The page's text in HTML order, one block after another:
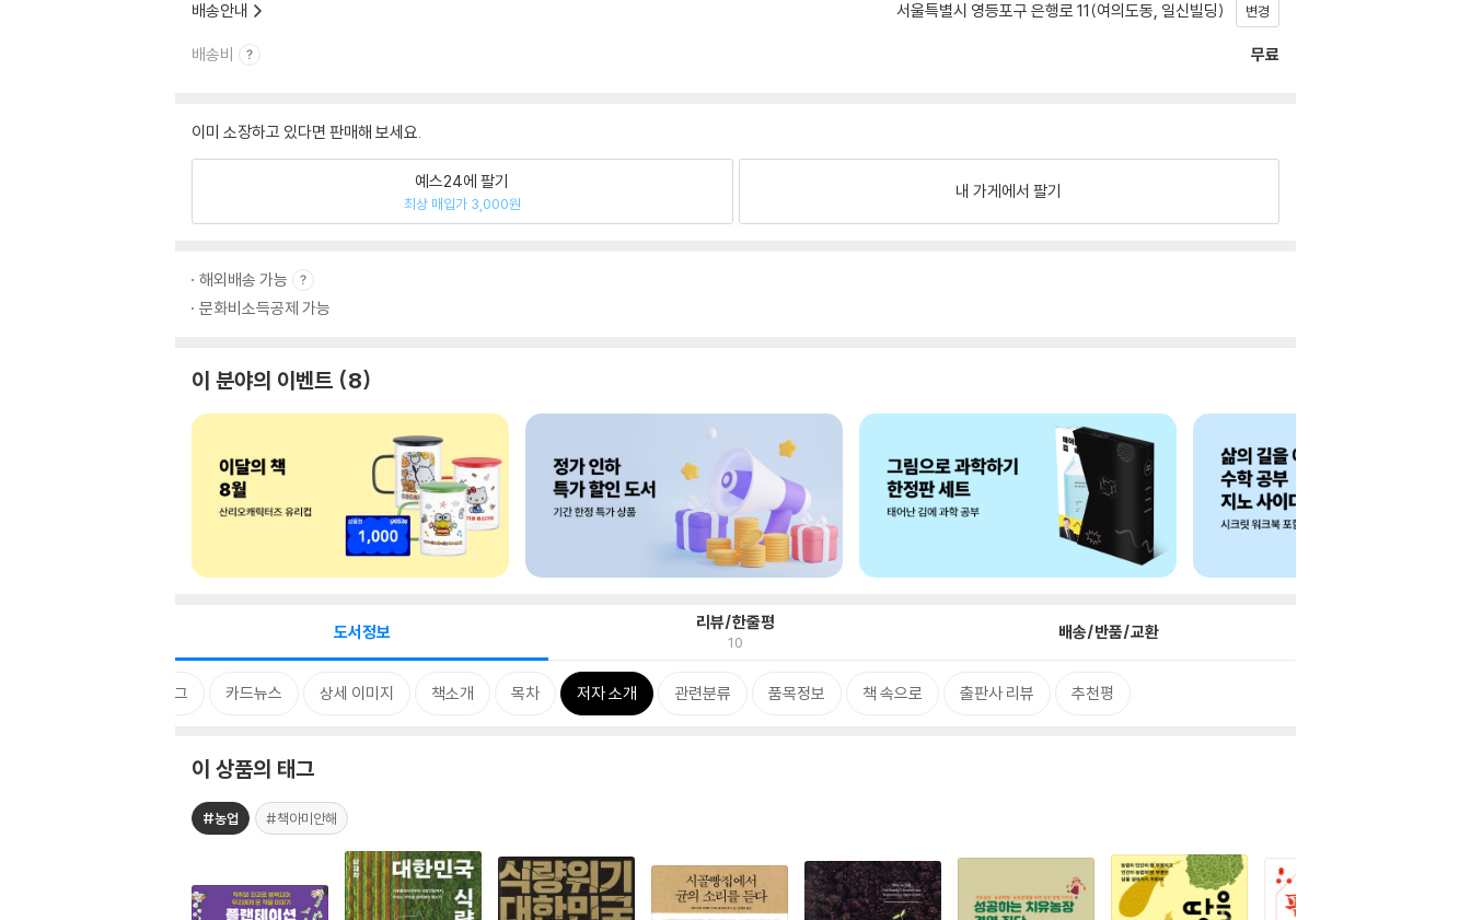
배송안내 서울특별시 영등포구 은행로 11(여의도동, 일신빌딩) 변경
배송비 무료
이미 소장하고 있다면 판매해 보세요.
예스24에 팔기
최상 매입가 3,000원
내 가게에서 팔기
해외배송 가능
문화비소득공제 가능
이 분야의 이벤트 8
도서정보 리뷰/한줄평
10 배송/반품/교환
태그 카드뉴스 상세 이미지 책소개 목차 저자 소개 관련분류 품목정보 책 속으로 출판사 리뷰 추천평
이 상품의 태그
#농업 #책아미안해